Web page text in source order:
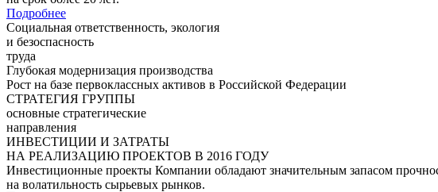
Подробнее
Социальная ответственность, экология
и безоспасность
труда
Глубокая модернизация производства
Рост на базе первоклассных активов в Российской Федерации
СТРАТЕГИЯ ГРУППЫ
основные стратегические
направления
ИНВЕСТИЦИИ И ЗАТРАТЫ
НА РЕАЛИЗАЦИЮ ПРОЕКТОВ В 2016 ГОДУ
Инвестиционные проекты Компании обладают значительным запасом
на волатильность сырьевых рынков.